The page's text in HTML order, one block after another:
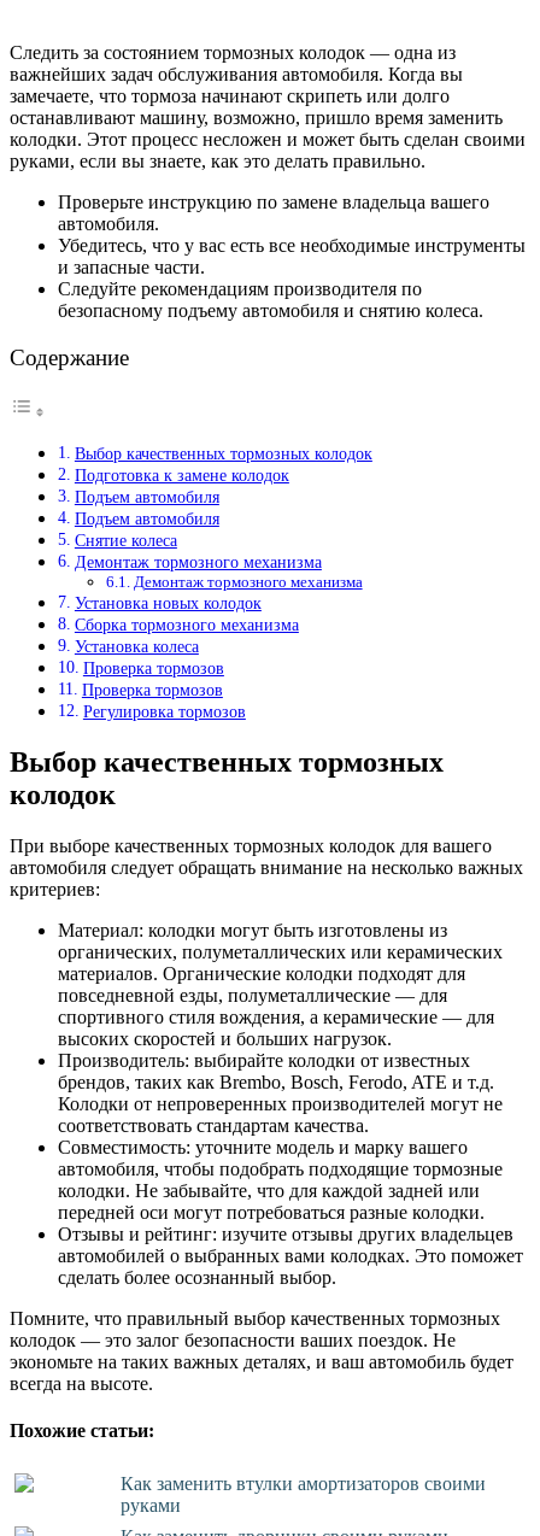
Следить за состоянием тормозных колодок — одна из
важнейших задач обслуживания автомобиля. Когда вы
замечаете, что тормоза начинают скрипеть или долго
останавливают машину, возможно, пришло время заменить
колодки. Этот процесс несложен и может быть сделан своими
руками, если вы знаете, как это делать правильно.
Проверьте инструкцию по замене владельца вашего
автомобиля.
Убедитесь, что у вас есть все необходимые инструменты
и запасные части.
Следуйте рекомендациям производителя по
безопасному подъему автомобиля и снятию колеса.
Содержание
Выбор качественных тормозных колодок
Подготовка к замене колодок
Подъем автомобиля
Подъем автомобиля
Снятие колеса
Демонтаж тормозного механизма
Демонтаж тормозного механизма
Установка новых колодок
Сборка тормозного механизма
Установка колеса
Проверка тормозов
Проверка тормозов
Регулировка тормозов
Выбор качественных тормозных
колодок
При выборе качественных тормозных колодок для вашего
автомобиля следует обращать внимание на несколько важных
критериев:
Материал: колодки могут быть изготовлены из
органических, полуметаллических или керамических
материалов. Органические колодки подходят для
повседневной езды, полуметаллические — для
спортивного стиля вождения, а керамические — для
высоких скоростей и больших нагрузок.
Производитель: выбирайте колодки от известных
брендов, таких как Brembo, Bosch, Ferodo, ATE и т.д.
Колодки от непроверенных производителей могут не
соответствовать стандартам качества.
Совместимость: уточните модель и марку вашего
автомобиля, чтобы подобрать подходящие тормозные
колодки. Не забывайте, что для каждой задней или
передней оси могут потребоваться разные колодки.
Отзывы и рейтинг: изучите отзывы других владельцев
автомобилей о выбранных вами колодках. Это поможет
сделать более осознанный выбор.
Помните, что правильный выбор качественных тормозных
колодок — это залог безопасности ваших поездок. Не
экономьте на таких важных деталях, и ваш автомобиль будет
всегда на высоте.
Похожие статьи:
Как заменить втулки амортизаторов своими
руками